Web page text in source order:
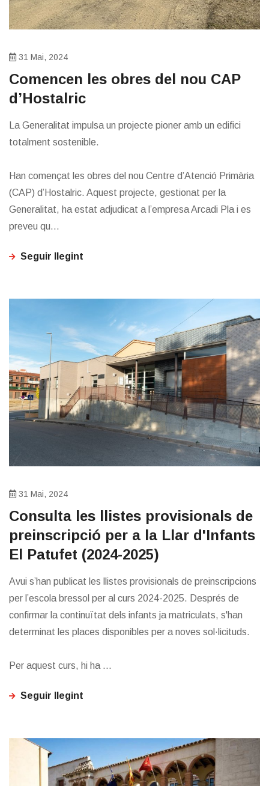
31 Mai, 2024
​Comencen les obres del nou CAP
d’Hostalric
La Generalitat impulsa un projecte pioner amb un edifici
totalment sostenible.
Han començat les obres del nou Centre d’Atenció Primària
(CAP) d’Hostalric. Aquest projecte, gestionat per la
Generalitat, ha estat adjudicat a l’empresa Arcadi Pla i es
preveu qu...
Seguir llegint
31 Mai, 2024
Consulta les llistes provisionals de
preinscripció per a la Llar d'Infants
El Patufet (2024-2025)
Avui s’han publicat les llistes provisionals de preinscripcions
per l’escola bressol per al curs 2024-2025. Després de
confirmar la continuïtat dels infants ja matriculats, s'han
determinat les places disponibles per a noves sol·licituds.
Per aquest curs, hi ha ...
Seguir llegint